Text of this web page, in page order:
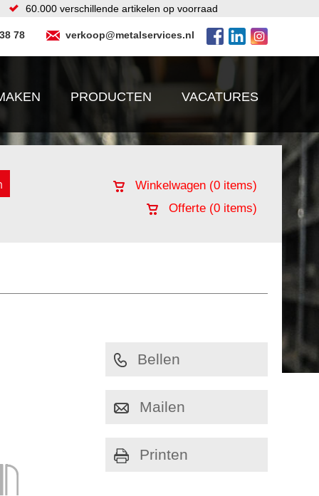
60.000 verschillende artikelen op voorraad
78 verkoop@metalservices.nl
PRODUCTEN VACATURES
Winkelwagen (0 items)
Offerte (0 items)
Bellen
Mailen
Printen